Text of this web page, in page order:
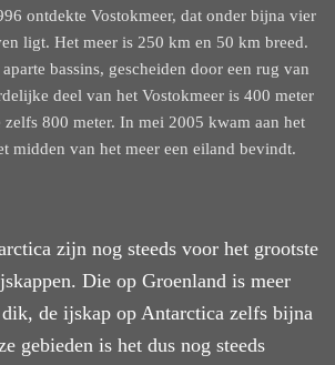
ontdekte Vostokmeer, dat onder bijna vier
ligt. Het meer is 250 km en 50 km breed.
bassins, gescheiden door een rug van
deel van het Vostokmeer is 400 meter
800 meter. In mei 2005 kwam aan het
midden van het meer een eiland bevindt.
zijn nog steeds voor het grootste
Die op Groenland is meer
de ijskap op Antarctica zelfs bijna
gebieden is het dus nog steeds